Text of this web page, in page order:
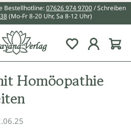
Bestellhotline:07626 974 9700/ Schreiben
(Mo-Fr 8-20 Uhr, Sa 8-12 Uhr)
Du hast 0
Homöopathie